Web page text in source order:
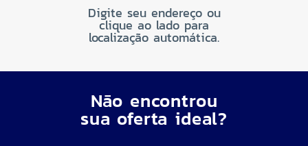
Digite seu endereço ou
clique ao lado para
localização automática.
Não encontrou
sua oferta ideal?